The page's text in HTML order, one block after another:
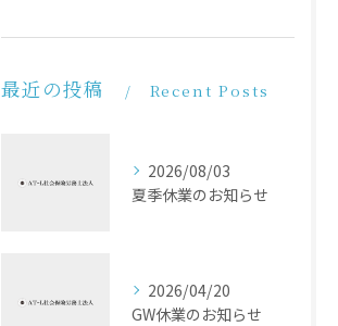
最近の投稿 Recent Posts
2026/08/03
夏季休業のお知らせ
2026/04/20
GW休業のお知らせ